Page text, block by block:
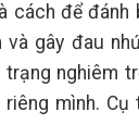
cách để đánh
và gây đau
nghiêm
mình. Cụ